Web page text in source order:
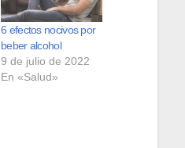
6 efectos nocivos por
beber alcohol
9 de julio de 2022
En «Salud»